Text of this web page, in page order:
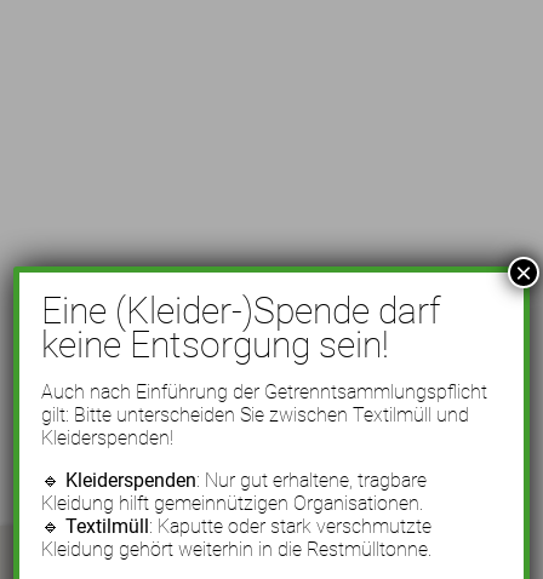
Eine (Kleider-)Spende darf
keine Entsorgung sein!
Auch nach Einführung der Getrenntsammlungspflicht
gilt: Bitte unterscheiden Sie zwischen Textilmüll und
Kleiderspenden!
🔹 Kleiderspenden: Nur gut erhaltene, tragbare
Kleidung hilft gemeinnützigen Organisationen.
🔹Textilmüll: Kaputte oder stark verschmutzte
Kleidung gehört weiterhin in die Restmülltonne.
×